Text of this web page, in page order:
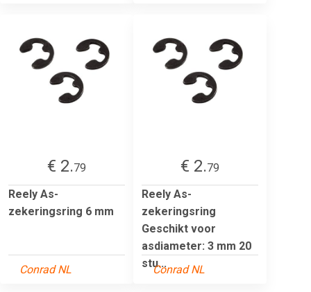
€ 2.79
Reely As-
zekeringsring 6 mm
Conrad NL
€ 2.79
Reely As-
zekeringsring
Geschikt voor
asdiameter: 3 mm 20
stu...Conrad NL